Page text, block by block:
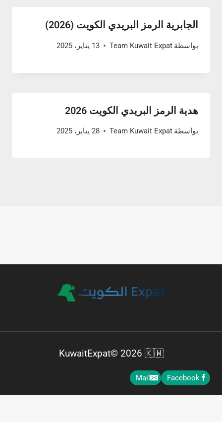
الجابرية الرمز البريدي الكويت (2026)
بواسطة Team Kuwait Expat 13 يناير، 2025
هدية الرمز البريدي الكويت 2026
بواسطة Team Kuwait Expat 28 يناير، 2025
KuwaitExpat© 2026 🇰🇼
Facebook
Mail